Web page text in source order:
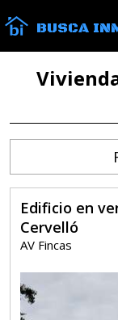
BUSCA
Edificio en
Cervelló
AV Fincas